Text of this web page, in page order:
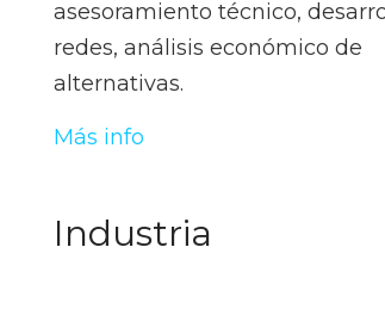
asesoramiento técnico,
redes, análisis económico de
alternativas.
Más info
Industria